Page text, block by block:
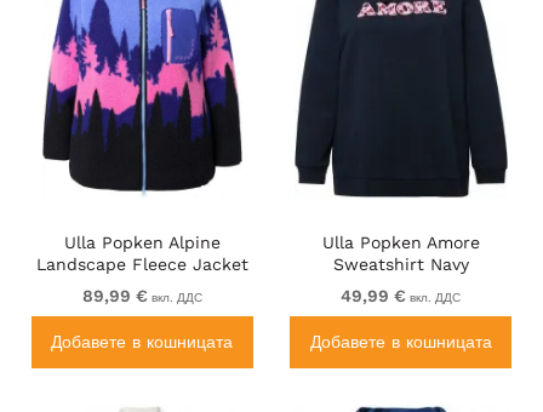
Ulla Popken Alpine
Landscape Fleece Jacket
Cloud Blue
89,99 € вкл. ДДС
Добавете в кошницата
Ulla Popken Amore
Sweatshirt Navy
49,99 € вкл. ДДС
Добавете в кошницата